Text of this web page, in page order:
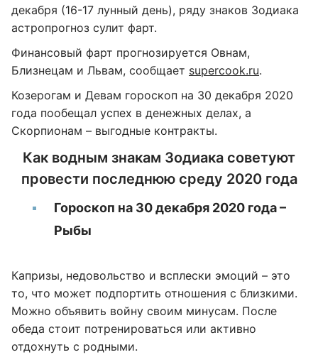
декабря (16-17 лунный день), ряду знаков Зодиака
астропрогноз сулит фарт.
Финансовый фарт прогнозируется Овнам,
Близнецам и Львам, сообщает supercook.ru.
Козерогам и Девам гороскоп на 30 декабря 2020
года пообещал успех в денежных делах, а
Скорпионам – выгодные контракты.
Как водным знакам Зодиака советуют
провести последнюю среду 2020 года
Гороскоп на 30 декабря 2020 года –
Рыбы
Капризы, недовольство и всплески эмоций – это
то, что может подпортить отношения с близкими.
Можно объявить войну своим минусам. После
обеда стоит потренироваться или активно
отдохнуть с родными.